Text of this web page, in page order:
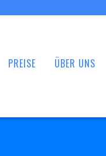
PREISE ÜBER UNS